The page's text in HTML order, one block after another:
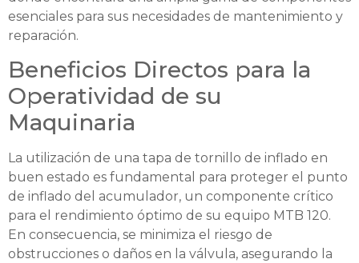
esenciales para sus necesidades de mantenimiento y
reparación.
Beneficios Directos para la
Operatividad de su
Maquinaria
La utilización de una tapa de tornillo de inflado en
buen estado es fundamental para proteger el punto
de inflado del acumulador, un componente crítico
para el rendimiento óptimo de su equipo MTB 120.
En consecuencia, se minimiza el riesgo de
obstrucciones o daños en la válvula, asegurando la